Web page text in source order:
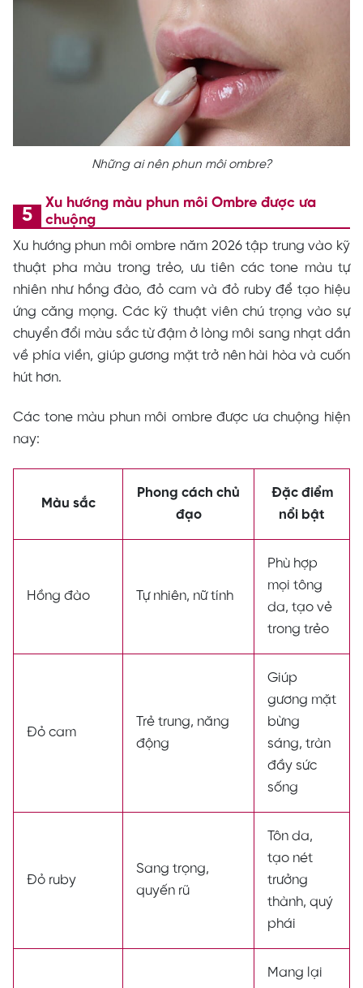
Những ai nên phun môi ombre?
Xu hướng màu phun môi Ombre được ưa
chuộng
Xu hướng phun môi ombre năm 2026 tập trung vào kỹ
thuật pha màu trong trẻo, ưu tiên các tone màu tự
nhiên như hồng đào, đỏ cam và đỏ ruby để tạo hiệu
ứng căng mọng. Các kỹ thuật viên chú trọng vào sự
chuyển đổi màu sắc từ đậm ở lòng môi sang nhạt dần
về phía viền, giúp gương mặt trở nên hài hòa và cuốn
hút hơn.
Các tone màu phun môi ombre được ưa chuộng hiện
nay:
Màu sắc
Phong cách chủ
đạo
Đặc điểm
nổi bật
Hồng đào Tự nhiên, nữ tính
Phù hợp
mọi tông
da, tạo vẻ
trong trẻo
Đỏ cam
Trẻ trung, năng
động
Giúp
gương mặt
bừng
sáng, tràn
đầy sức
sống
Đỏ ruby
Sang trọng,
quyến rũ
Tôn da,
tạo nét
trưởng
thành, quý
phái
Mang lại